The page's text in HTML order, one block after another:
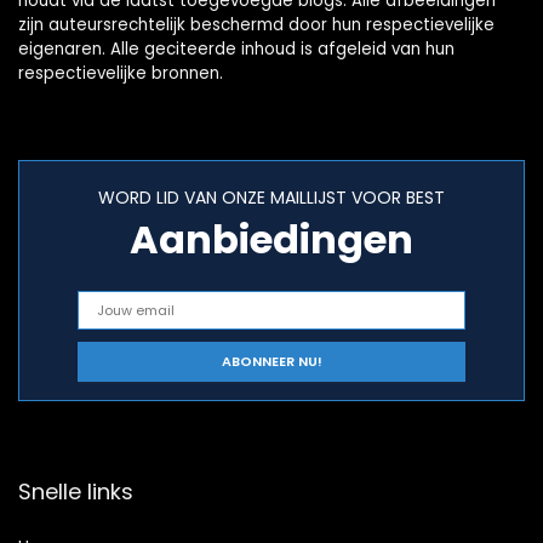
zijn auteursrechtelijk beschermd door hun respectievelijke
eigenaren. Alle geciteerde inhoud is afgeleid van hun
respectievelijke bronnen.
WORD LID VAN ONZE MAILLIJST VOOR BEST
Aanbiedingen
Snelle links